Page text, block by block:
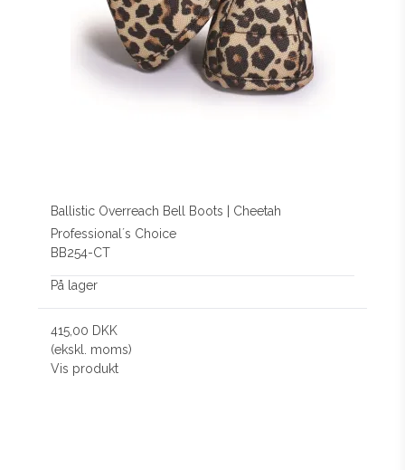
Ballistic Overreach Bell Boots | Cheetah
Professional´s Choice
BB254-CT
På lager
415,00 DKK
(ekskl. moms)
Vis produkt